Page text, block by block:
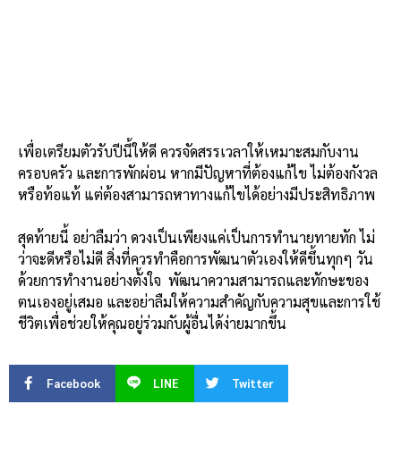
เพื่อเตรียมตัวรับปีนี้ให้ดี ควรจัดสรรเวลาให้เหมาะสมกับงาน
ครอบครัว และการพักผ่อน หากมีปัญหาที่ต้องแก้ไข ไม่ต้องกังวล
หรือท้อแท้ แต่ต้องสามารถหาทางแก้ไขได้อย่างมีประสิทธิภาพ
สุดท้ายนี้ อย่าลืมว่า ดวงเป็นเพียงแค่เป็นการทำนายทายทัก ไม่
ว่าจะดีหรือไม่ดี สิ่งที่ควรทำคือการพัฒนาตัวเองให้ดีขึ้นทุกๆ วัน
ด้วยการทำงานอย่างตั้งใจ พัฒนาความสามารถและทักษะของ
ตนเองอยู่เสมอ และอย่าลืมให้ความสำคัญกับความสุขและการใช้
ชีวิตเพื่อช่วยให้คุณอยู่ร่วมกับผู้อื่นได้ง่ายมากขึ้น
Facebook LINE Twitter